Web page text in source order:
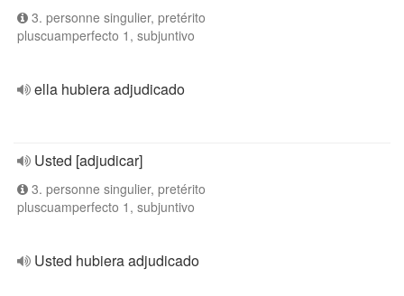
3. personne singulier, pretérito
pluscuamperfecto 1, subjuntivo
ella hubiera adjudicado
Usted [adjudicar]
3. personne singulier, pretérito
pluscuamperfecto 1, subjuntivo
Usted hubiera adjudicado